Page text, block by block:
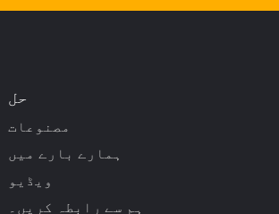
حل
مصنوعات
ہمارے بارے میں
ویڈیو
ہم سے رابطہ کریں۔